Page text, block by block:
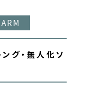
グ・無人化ソ